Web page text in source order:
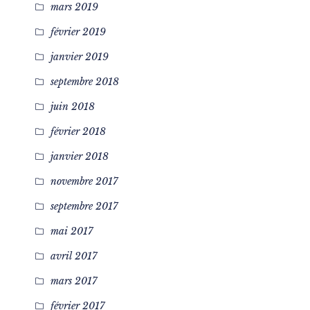
mars 2019
février 2019
janvier 2019
septembre 2018
juin 2018
février 2018
janvier 2018
novembre 2017
septembre 2017
mai 2017
avril 2017
mars 2017
février 2017